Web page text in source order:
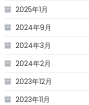
2025年1月
2024年9月
2024年3月
2024年2月
2023年12月
2023年11月